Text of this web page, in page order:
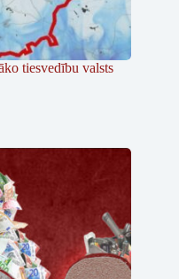
tiesvedību valsts